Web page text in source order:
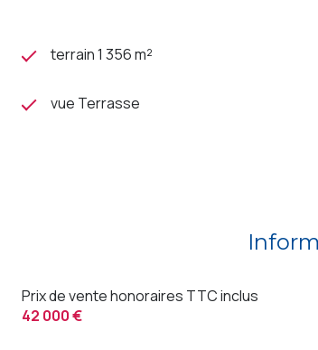
terrain 1 356 m²
vue Terrasse
Prix de vente honoraires TTC inclus
42 000 €